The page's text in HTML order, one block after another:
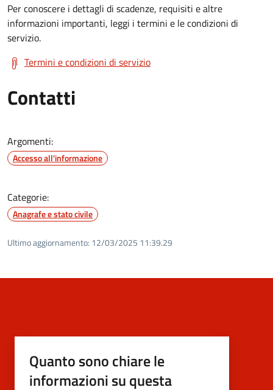
Per conoscere i dettagli di scadenze, requisiti e altre
informazioni importanti, leggi i termini e le condizioni di
servizio.
Termini e condizioni di servizio
Contatti
Argomenti:
Accesso all'informazione
Categorie:
Anagrafe e stato civile
Ultimo aggiornamento: 12/03/2025 11:39.29
Quanto sono chiare le
informazioni su questa